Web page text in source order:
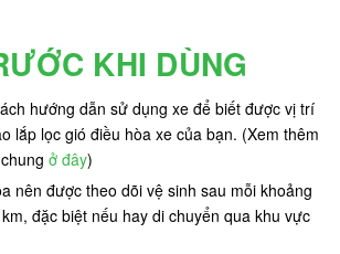
KHI DÙNG
hướng dẫn sử dụng xe để biết được vị trí
lắp lọc gió điều hòa xe của bạn. (Xem thêm
ở đây)
nên được theo dõi vệ sinh sau mỗi khoảng
đặc biệt nếu hay di chuyển qua khu vực